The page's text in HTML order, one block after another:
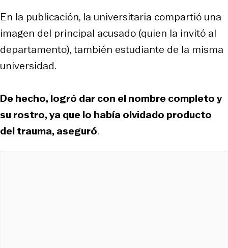
En la publicación, la universitaria compartió una
imagen del principal acusado (quien la invitó al
departamento), también estudiante de la misma
universidad.
De hecho, logró dar con el nombre completo y
su rostro, ya que lo había olvidado producto
del trauma, aseguró.